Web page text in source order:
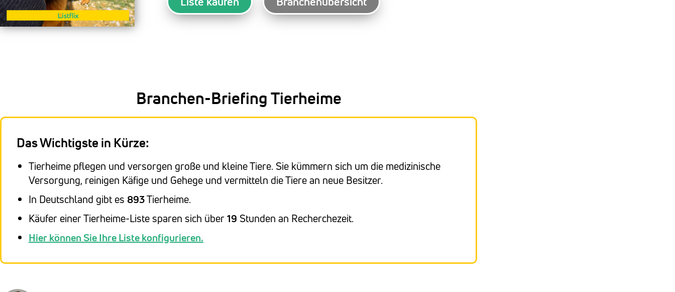
Branchen-Briefing Tierheime
Das Wichtigste in Kürze:
Tierheime pflegen und versorgen große und kleine Tiere. Sie kümmern sich um die medizinische
Versorgung, reinigen Käfige und Gehege und vermitteln die Tiere an neue Besitzer.
In Deutschland gibt es 893Tierheime.
Käufer einer Tierheime-Liste sparen sich über19 Stunden an Recherchezeit.
Hier können Sie Ihre Liste konfigurieren.